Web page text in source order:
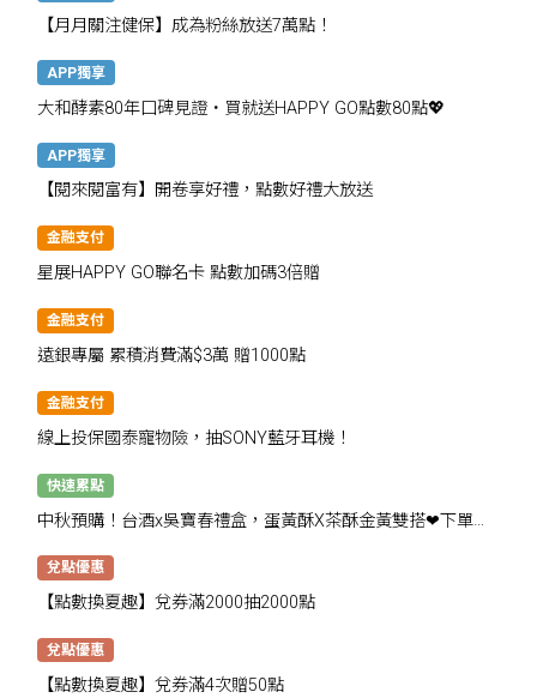
【月月關注健保】成為粉絲放送7萬點！
APP獨享
大和酵素80年口碑見證・買就送HAPPY GO點數80點💖
APP獨享
【閱來閱富有】開卷享好禮，點數好禮大放送
金融支付
星展HAPPY GO聯名卡 點數加碼3倍贈
金融支付
遠銀專屬 累積消費滿$3萬 贈1000點
金融支付
線上投保國泰寵物險，抽SONY藍牙耳機！
快速累點
中秋預購！台酒x吳寶春禮盒，蛋黃酥X茶酥金黃雙搭❤下單抽
兌點優惠
【點數換夏趣】兌券滿2000抽2000點
兌點優惠
【點數換夏趣】兌券滿4次贈50點